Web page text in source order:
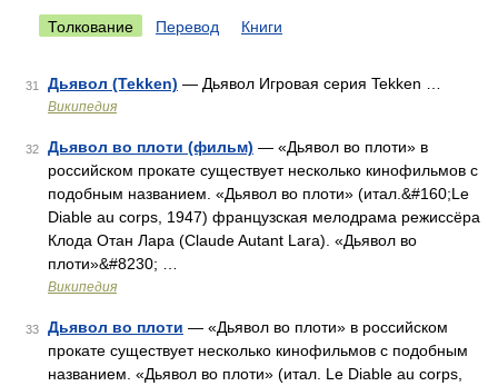
Толкование Перевод Книги
31 Дьявол (Tekken) — Дьявол Игровая серия Tekken …
Википедия
32 Дьявол во плоти (фильм) — «Дьявол во плоти» в
российском прокате существует несколько кинофильмов с
подобным названием. «Дьявол во плоти» (итал.&#160;Le
Diable au corps, 1947) французская мелодрама режиссёра
Клода Отан Лара (Claude Autant Lara). «Дьявол во
плоти»&#8230; …
Википедия
33 Дьявол во плоти — «Дьявол во плоти» в российском
прокате существует несколько кинофильмов с подобным
названием. «Дьявол во плоти» (итал. Le Diable au corps,